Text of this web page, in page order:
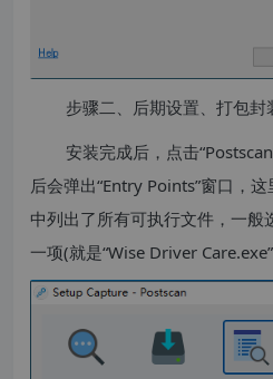
步骤二、后期设置、打包封
安装完成后，点击
后会弹出“Entry Points”窗口，
中列出了所有可执行文件，一般
一项(就是“Wise Driver